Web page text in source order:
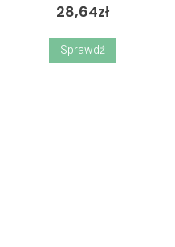
28,64zł
Sprawdź